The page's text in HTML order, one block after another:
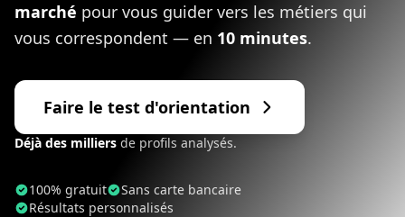
marché pour vous guider vers les métiers qui
vous correspondent — en 10 minutes.
Faire le test d'orientation
Déjà des milliers de profils analysés.
100% gratuit
Sans carte bancaire
Résultats personnalisés
ÉLODIE, VOTRE COACH
Comment marche votre